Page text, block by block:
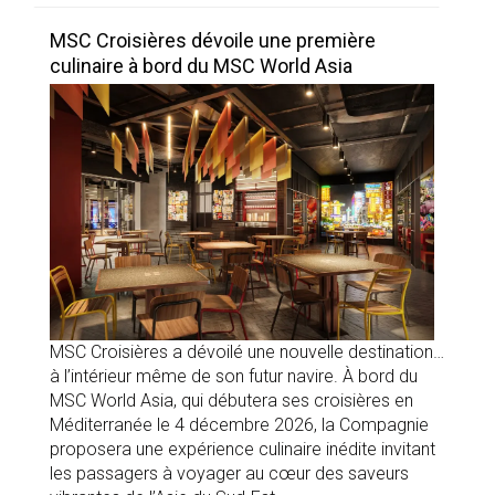
MSC Croisières dévoile une première
culinaire à bord du MSC World Asia
MSC Croisières a dévoilé une nouvelle destination…
à l’intérieur même de son futur navire. À bord du
MSC World Asia, qui débutera ses croisières en
Méditerranée le 4 décembre 2026, la Compagnie
proposera une expérience culinaire inédite invitant
les passagers à voyager au cœur des saveurs